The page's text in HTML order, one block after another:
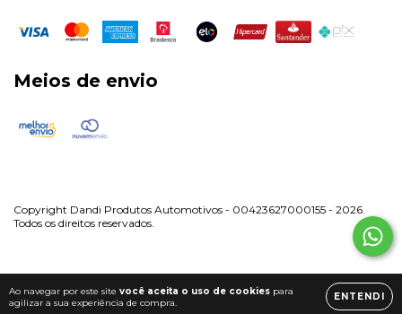
Ao navegar por este site você aceita o uso de cookies para
agilizar a sua experiência de compra.
ENTENDI
Meios de envio
Copyright Dandi Produtos Automotivos - 00423627000155 - 2026.
Todos os direitos reservados.